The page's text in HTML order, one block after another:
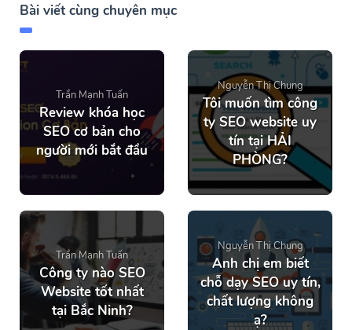
Bài viết cùng chuyên mục
Trần Mạnh Tuấn
Review khóa học
SEO cơ bản cho
người mới bắt đầu
Nguyễn Thị Chung
Tôi muốn tìm công
ty SEO website uy
tín tại HẢI
PHÒNG?
Trần Mạnh Tuấn
Công ty nào SEO
Website tốt nhất
tại Bắc Ninh?
Nguyễn Thị Chung
Anh chị em biết
chỗ dạy SEO uy tín,
chất lượng không
ạ?